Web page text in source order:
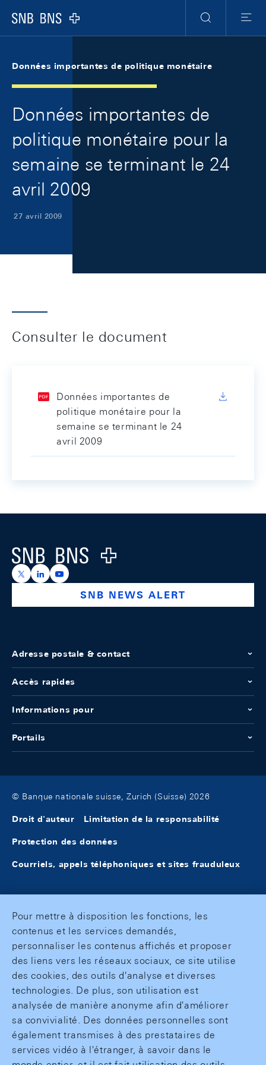
Logo
RechercheMenu
Données importantes de politique monétaire
Données importantes de
politique monétaire pour la
semaine se terminant le 24
avril 2009
27 avril 2009
Consulter le document
Données importantes de
politique monétaire pour la
semaine se terminant le 24
avril 2009
Logo
https://x.com/snb_bns
https://ch.linkedin.com/company/swiss-national-
https://www.youtube.com/@swissnationalbank
SNB NEWS ALERT
Adresse postale & contact
Accès rapides
Informations pour
Portails
© Banque nationale suisse, Zurich (Suisse) 2026
Droit d'auteur Limitation de la responsabilité
Protection des données
Courriels, appels téléphoniques et sites frauduleux
Pour mettre à disposition les fonctions, les
contenus et les services demandés,
personnaliser les contenus affichés et proposer
des liens vers les réseaux sociaux, ce site utilise
des cookies, des outils d'analyse et diverses
technologies. De plus, son utilisation est
analysée de manière anonyme afin d'améliorer
sa convivialité. Des données personnelles sont
également transmises à des prestataires de
services vidéo à l'étranger, à savoir dans le